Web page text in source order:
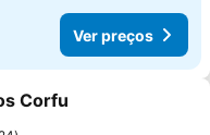
Ver preços
aos favoritos
Corfu